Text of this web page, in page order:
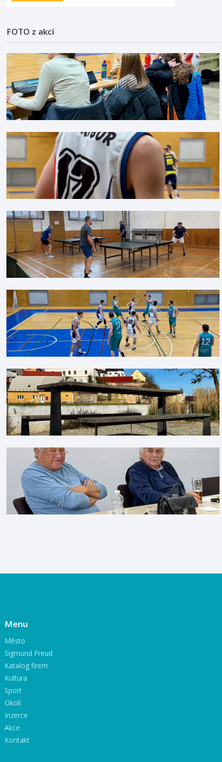
FOTO z akcí
Menu
Město
Sigmund Freud
Katalog firem
Kultura
Sport
Okolí
Inzerce
Akce
Kontakt